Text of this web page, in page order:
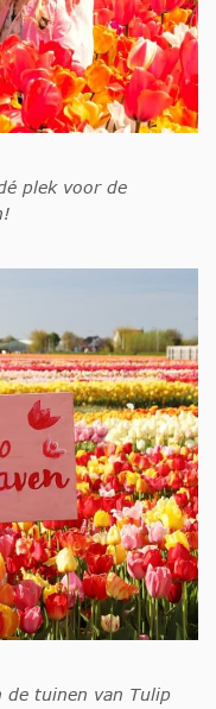
plek voor de
de tuinen van Tulip